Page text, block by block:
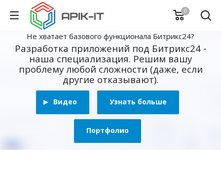
0
Не хватает базового функционала Битрикс24?
Разработка приложений под Битрикс24 -
наша специализация. Решим вашу
проблему любой сложности (даже, если
другие отказывают).
Видео Узнать больше
Портфолио